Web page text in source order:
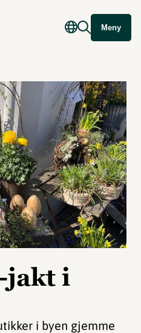
Meny
jakt i
i byen gjemme